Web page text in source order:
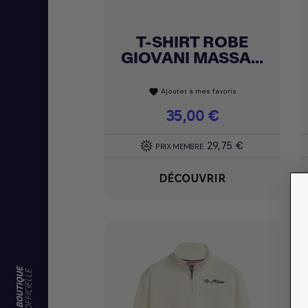
Achat express
T-SHIRT ROBE
GIOVANI MASSA...
favorite Ajouter à mes favoris
Prix
35,00 €
PRIX MEMBRE 29,75 €
DÉCOUVRIR